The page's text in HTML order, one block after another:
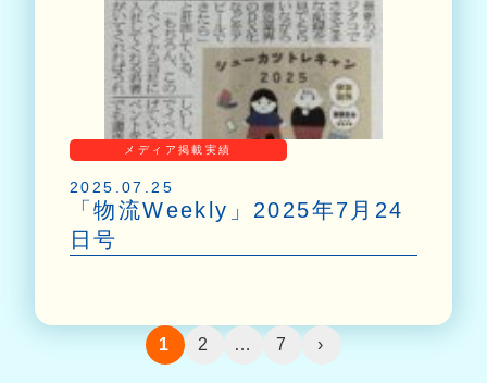
メディア掲載実績
2025.07.25
「物流Weekly」2025年7月24
日号
1 2 … 7 ›